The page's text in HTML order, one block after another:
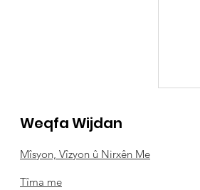
Weqfa Wijdan
Mîsyon, Vîzyon û Nirxên Me
Tîma me